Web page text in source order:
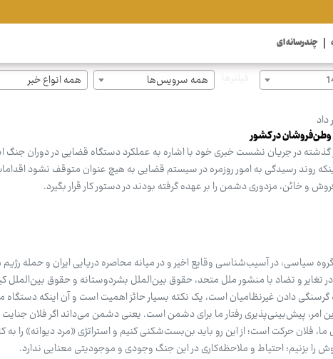
چندرسانه ای
همه سرویس‌ها همه انواع خبر
در جریان نشست خبری خود با اشاره به عملکرد دستگاه قضایی در دوران جنگ
روند رسیدگی به امور روزمره در سیستم قضایی به هیچ عنوان متوقف نشود
و خائن، مزدوری دشمن را بر عهده گرفته بودند در دستور کار قرار بگیرد.
سیاسی: در آسیب‌شناسی وقایع اخیر و در میانه محاصره دریایی ایران و حمله رژیم
تغایر و تضاد با منشور ملل متحد، حقوق بین‌الملل بشردوستانه و حقوق بین‌الملل
گرسنگی‌ دادن غیرنظامیان است، یک نکته بسیار حائز اهمیت است و آن اینکه دستگاه
پیش‌بینی‌پذیری رفتار ما برای دشمن است. یعنی دشمن می‌داند اگر فلان جنایت
فلان حرکت است؛ از این رو باید بن‌بست‌شکنی کنیم و استراتژی «مرد دیوانه» را به
را بزنیم؛ احتیاط و ملاحظه‌کاری در این جنگ وجودی و موجودیتی معنایی ندارد.